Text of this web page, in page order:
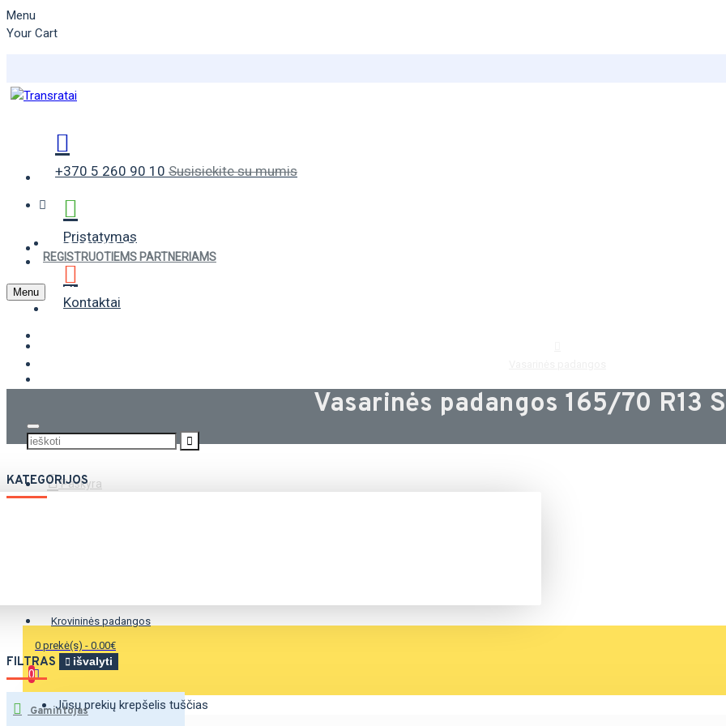
Menu
Your Cart
+370 5 260 90 10 Susisiekite su mumis
Pristatymas
Kontaktai
VASARINĖS PADANGOS
ŽIEMINĖS PADANGOS
Paskyra
0 prekė(s) - 0.00€
0
Jūsų prekių krepšelis tuščias
REGISTRUOTIEMS PARTNERIAMS
Menu
Vasarinės padangos 165/70 R13
KATEGORIJOS
Krovininės padangos
FILTRAS išvalyti
Gamintojas